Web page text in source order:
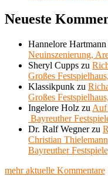
Neueste
Hannelore Hartmann
Neuinszenierung,
Sheryl Cupps zu
Großes
Klassikpunk zu
Großes
Ingelore Holz zu Auf
Bayreuther
Dr. Ralf Wegnerzu
Christian Thielemann
Bayreuther
mehr aktuelle Kommentare